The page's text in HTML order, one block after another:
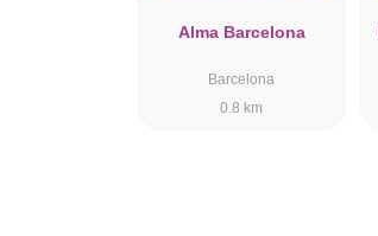
Alma Barcelona
Barcelona
0.8 km